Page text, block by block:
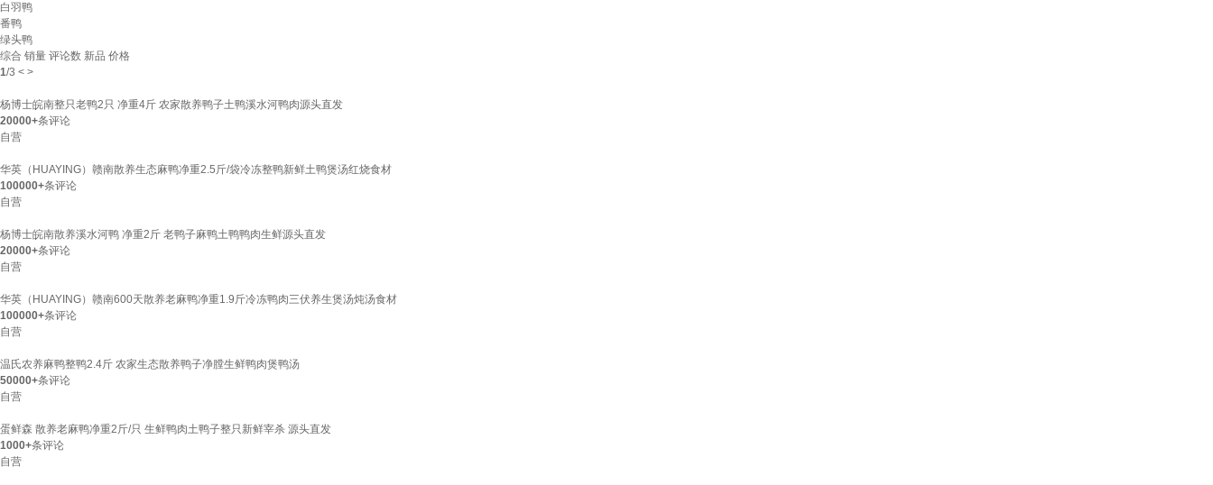
白羽鸭
番鸭
绿头鸭
综合 销量 评论数 新品 价格
1/3 < >
杨博士皖南整只老鸭2只 净重4斤 农家散养鸭子土鸭溪水河鸭肉源头直发
20000+条评论
自营
华英（HUAYING）赣南散养生态麻鸭净重2.5斤/袋冷冻整鸭新鲜土鸭煲汤红烧食材
100000+条评论
自营
杨博士皖南散养溪水河鸭 净重2斤 老鸭子麻鸭土鸭鸭肉生鲜源头直发
20000+条评论
自营
华英（HUAYING）赣南600天散养老麻鸭净重1.9斤冷冻鸭肉三伏养生煲汤炖汤食材
100000+条评论
自营
温氏农养麻鸭整鸭2.4斤 农家生态散养鸭子净膛生鲜鸭肉煲鸭汤
50000+条评论
自营
蛋鲜森 散养老麻鸭净重2斤/只 生鲜鸭肉土鸭子整只新鲜宰杀 源头直发
1000+条评论
自营